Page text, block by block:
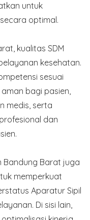
untuk
optimal.
kualitas SDM
kesehatan.
sesuai
bagi pasien,
medis, serta
dan
Bandung Barat juga
memperkuat
Aparatur Sipil
Di sisi lain,